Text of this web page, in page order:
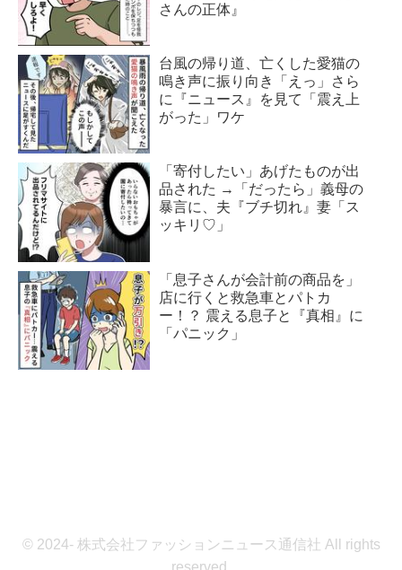
さんの正体』
台風の帰り道、亡くした愛猫の
鳴き声に振り向き「えっ」さら
に『ニュース』を見て「震え上
がった」ワケ
「寄付したい」あげたものが出
品された →「だったら」義母の
暴言に、夫『ブチ切れ』妻「ス
ッキリ♡」
「息子さんが会計前の商品を」
店に行くと救急車とパトカ
ー！？ 震える息子と『真相』に
「パニック」
© 2024- 株式会社ファッションニュース通信社 All rights
reserved.